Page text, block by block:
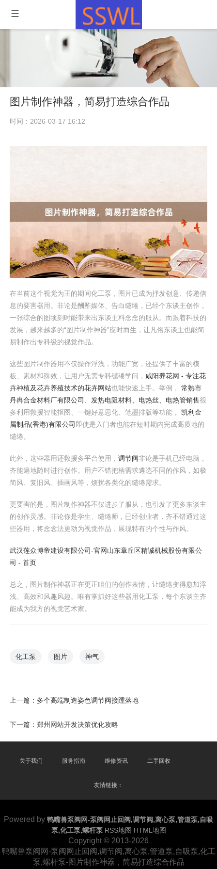
图片制作神器，简易打造综合作品
时间：2026-03-17 16:12
在当前这个视觉为王的期间化工泵，图片已成为抒发创意、传递信
息的要害器用。非论是酬酢媒体、告白缱绻，已经个东谈主创作，
一张综合的图顷刻时能带来出东谈主料念念的服从。而跟着科技的
发展，越来越多的“图片制作神器”应时而生，让凡俗东谈主也能简
易制作出专科级的视觉作品。
这些图片制作器用不仅操作浮浅，功能广宽，还提供了丰富的模
板、素材和殊效，让用户无需专科缱绻学问， 咸阳养花网 - 专注花
卉种植及花卉养殖技术的花卉网站也能快速上手。举例， 常熟市
丹冉合金材料厂有限公司、发热电阻材料、电热丝、电热管销售很
多利用救援智能抠图、一键好意思化、笔墨排版等功能， 凯利金
属制品(香港)有限公司 即使是入门者也能在短时期内完成高质地的
缱绻。
此外，这些器用还救援多平台使用， 调节阀非论是手机已经电脑，
齐能遍地随时进行创作。用户不错把柄需求遴选不同的作风，如极
简风、复旧风、插画风等，烦扰各类化的缱绻需求。
更要害的是，图片制作神器不仅进步了服从，也引发了更多东谈主
的创作灵感。非论你是学生、缱绻师，已经创业者，齐不错通过这
些器用，将念念法更动为视觉作品，展现特有的个性与作风。
武汉莲众博帝建设有限公司-官网山东章丘区精诚机械股份有限公
司 - 首页
总之，图片制作神器正在更正咱们的创作表情，让缱绻变得愈加浮
浅、高效和风趣风趣。唯有掌抓好这些器用化工泵，每个东谈主齐
能成为我方的视觉艺术家。
化工泵 图片 神气
上一篇： 多个高端制造姿色调节阀接踵落地
下一篇： 郑州网站开发决策优化攻略
关于我们 服务指南 维修资讯 二手回收
友情链接：
Powered by 鸭嘴兽泵阀网-泵阀网止回阀,调节阀,离心泵,管道泵,自吸
泵,化工泵,螺杆泵 RSS地图 HTML地图
Copyright © 2013-2026
鸭嘴兽泵阀网-泵阀网止回阀,调节阀,离心泵,管道泵,自吸泵,化工
泵,螺杆泵-图片制作神器，简易打造综合作品